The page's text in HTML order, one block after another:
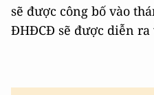
sẽ được công bố vào
ĐHĐCĐ sẽ được diễn ra